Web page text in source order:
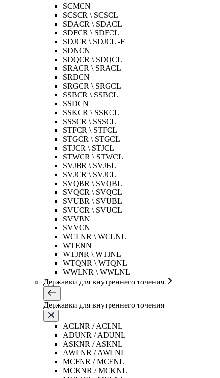
SCMCN
SCSCR \ SCSCL
SDACR \ SDACL
SDFCR \ SDFCL
SDJCR \ SDJCL -F
SDNCN
SDQCR \ SDQCL
SRACR \ SRACL
SRDCN
SRGCR \ SRGCL
SSBCR \ SSBCL
SSDCN
SSKCR \ SSKCL
SSSCR \ SSSCL
STFCR \ STFCL
STGCR \ STGCL
STJCR \ STJCL
STWCR \ STWCL
SVJBR \ SVJBL
SVJCR \ SVJCL
SVQBR \ SVQBL
SVQCR \ SVQCL
SVUBR \ SVUBL
SVUCR \ SVUCL
SVVBN
SVVCN
WCLNR \ WCLNL
WTENN
WTJNR \ WTJNL
WTQNR \ WTQNL
WWLNR \ WWLNL
Державки для внутреннего точения
Державки для внутреннего точения
ACLNR / ACLNL
ADUNR / ADUNL
ASKNR / ASKNL
AWLNR / AWLNL
MCFNR / MCFNL
MCKNR / MCKNL